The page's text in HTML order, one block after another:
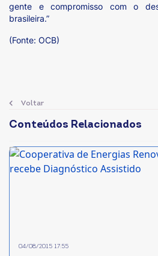
gente e compromisso com o
brasileira.”
(Fonte: OCB)
Voltar
Conteúdos Relacionados
04/08/2015 17:55